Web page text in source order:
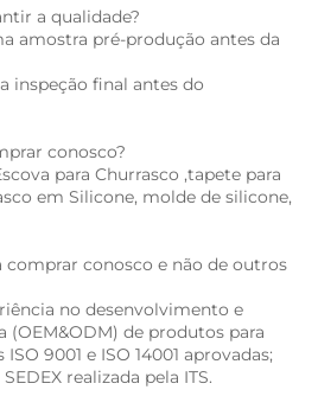
a qualidade?
amostra pré-produção antes da
inspeção final antes do
conosco?
para Churrasco ,tapete para
em Silicone, molde de silicone,
comprar conosco e não de outros
no desenvolvimento e
(OEM&ODM) de produtos para
9001 e ISO 14001 aprovadas;
realizada pela ITS.